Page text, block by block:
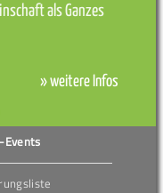
als Ganzes
» weitere Infos
Events